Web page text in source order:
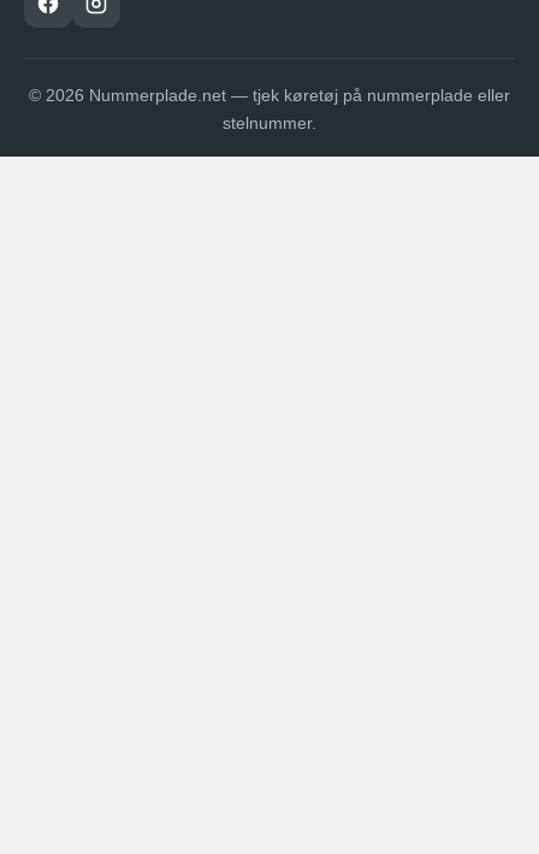
© 2026 Nummerplade.net — tjek køretøj på nummerplade eller
stelnummer.